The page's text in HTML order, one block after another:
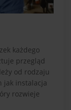
każdego
przegląd
od rodzaju
jak instalacja
rozwieje